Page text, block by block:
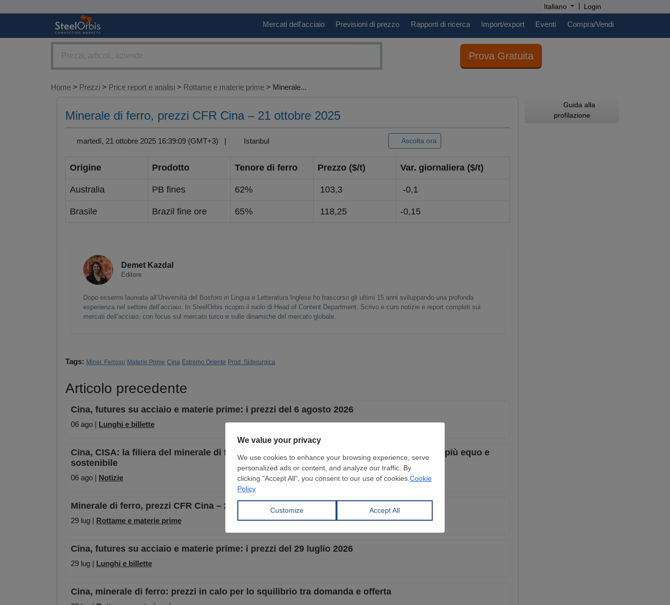
Italiano | Login
Mercati dell'acciaio Previsioni di prezzo Rapporti di ricerca Import/export Eventi Compra/Vendi
Prova Gratuita
Home > Prezzi > Price report e analisi > Rottame e materie prime > Minerale...
Minerale di ferro, prezzi CFR Cina – 21 ottobre 2025
martedì, 21 ottobre 2025 16:39:09 (GMT+3) | Istanbul Ascolta ora
Origine Prodotto Tenore di ferro Prezzo ($/t) Var. giornaliera ($/t)
Australia PB fines 62% 103,3 -0,1
Brasile Brazil fine ore 65% 118,25 -0,15
Demet Kazdal
Editore
Dopo essermi laureata all’Università del Bosforo in Lingua e Letteratura Inglese ho trascorso gli ultimi 15 anni sviluppando una profonda
esperienza nel settore dell’acciaio. In SteelOrbis ricopro il ruolo di Head of Content Department. Scrivo e curo notizie e report completi sui
mercati dell’acciaio, con focus sul mercato turco e sulle dinamiche del mercato globale.
Tags: Miner. Ferroso Materie Prime Cina Estremo Oriente Prod. Siderurgica
Articolo precedente
Cina, futures su acciaio e materie prime: i prezzi del 6 agosto 2026
06 ago | Lunghi e billette
Cina, CISA: la filiera del minerale di ferro si sta orientando verso un sistema di mercato più equo e
sostenibile
06 ago | Notizie
Minerale di ferro, prezzi CFR Cina – 29 luglio 2026
29 lug | Rottame e materie prime
Cina, futures su acciaio e materie prime: i prezzi del 29 luglio 2026
29 lug | Lunghi e billette
Cina, minerale di ferro: prezzi in calo per lo squilibrio tra domanda e offerta
Guida alla
profilazione